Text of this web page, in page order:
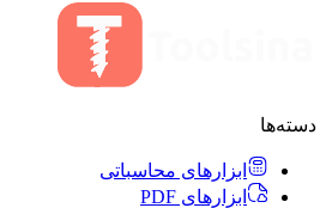
دسته‌ها
ابزارهای محاسباتی
ابزارهای PDF